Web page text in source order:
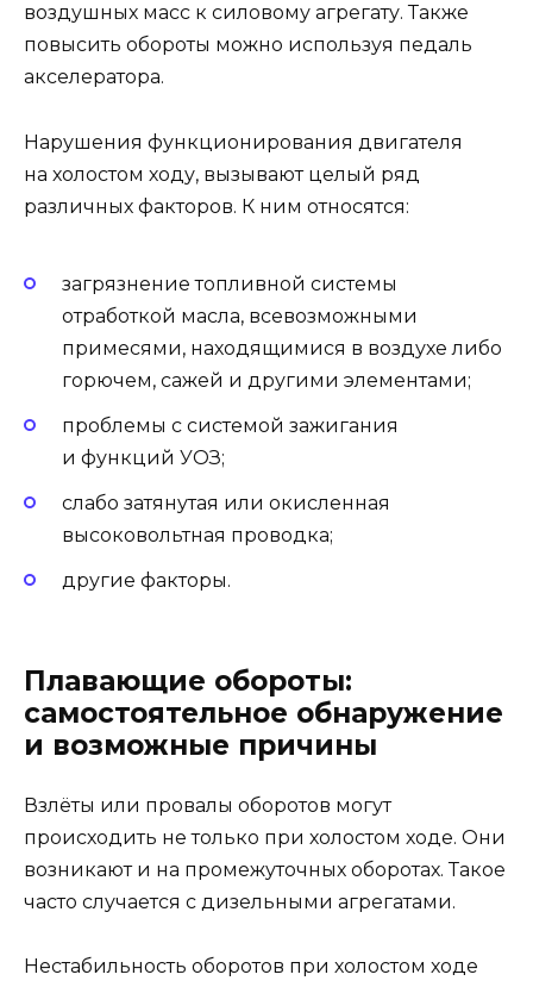
воздушных масс к силовому агрегату. Также
повысить обороты можно используя педаль
акселератора.
Нарушения функционирования двигателя
на холостом ходу, вызывают целый ряд
различных факторов. К ним относятся:
загрязнение топливной системы
отработкой масла, всевозможными
примесями, находящимися в воздухе либо
горючем, сажей и другими элементами;
проблемы с системой зажигания
и функций УОЗ;
слабо затянутая или окисленная
высоковольтная проводка;
другие факторы.
Плавающие обороты:
самостоятельное обнаружение
и возможные причины
Взлёты или провалы оборотов могут
происходить не только при холостом ходе. Они
возникают и на промежуточных оборотах. Такое
часто случается с дизельными агрегатами.
Нестабильность оборотов при холостом ходе